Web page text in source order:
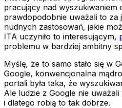
pracujący nad wyszukiwaniem
prawdopodobnie uważali to za
nudnych zastosowań, jakie
ITA uczyniło to interesującym,
problemu w bardziej ambitny
Myślę, że to samo stało się w
Google, konwencjonalna
portali była taka, że
Ale ludzie z Google nie
i dlatego robią to tak dobrze.